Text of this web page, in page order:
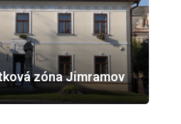
zóna Jimramov